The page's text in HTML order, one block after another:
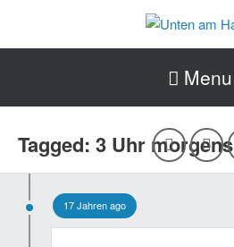
Menu
Tagged: 3 Uhr morgens
17 Jahren ago